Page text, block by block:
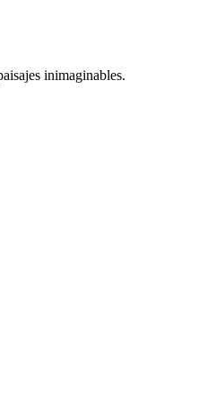
inimaginables.